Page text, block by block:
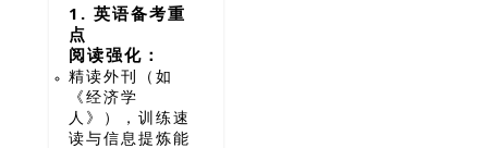
1. 英语备考重
点
阅读强化：
精读外刊（如
《经济学
人》），训练速
读与信息提炼能